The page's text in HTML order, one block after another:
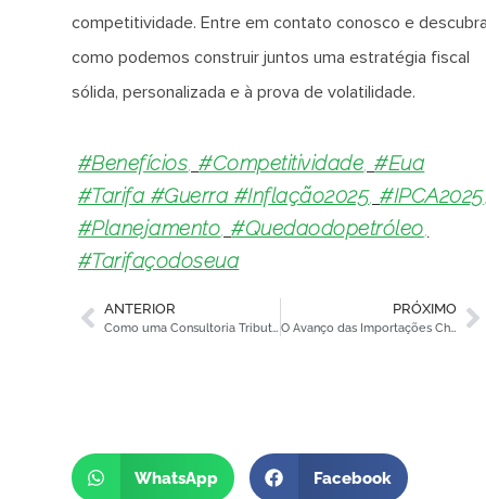
competitividade. Entre em contato conosco e
como podemos construir juntos uma estratégia fiscal
sólida, personalizada e à prova de volatilidade.
#benefícios ,#competitividade ,#eua
#tarifa #guerra #inflação2025,#IPCA2025
#planejamento ,#quedaodopetróleo
#tarifaçodoseua
ANTERIOR
Como uma Consultoria Tributária Pode Transformar sua Estratégia de Importação
PRÓXIMO
O Avanço das Importações Chinesas: Como Proteger Sua Empresa em Meio à Nova Concorrência
WhatsApp Facebook